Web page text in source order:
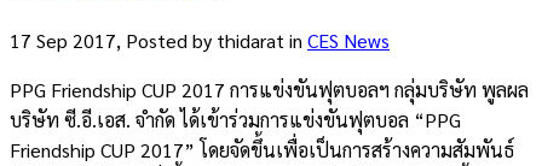
17 Sep 2017, Posted by thidaratin CES News
PPG Friendship CUP 2017 การแข่งขันฟุตบอลฯ กลุ่มบริษัท พูลผล
บริษัท ซี.อี.เอส. จำกัด ได้เข้าร่วมการแข่งขันฟุตบอล “PPG
Friendship CUP 2017” โดยจัดขึ้นเพื่อเป็นการสร้างความสัมพันธ์